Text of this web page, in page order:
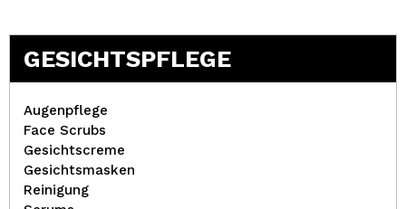
GESICHTSPFLEGE
Augenpflege
Face Scrubs
Gesichtscreme
Gesichtsmasken
Reinigung